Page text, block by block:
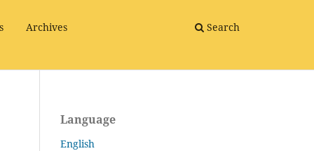
Archives Search
Language
English